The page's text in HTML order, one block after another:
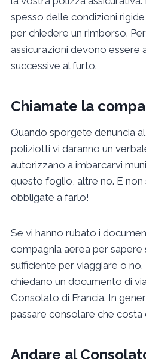
spesso delle condizioni
per chiedere un rimborso.
assicurazioni devono essere
successive al furto.
Chiamate la
Quando sporgete denuncia
poliziotti vi daranno un
autorizzano a imbarcarvi
questo foglio, altre no. E
obbligate a farlo!
Se vi hanno rubato i
compagnia aerea per sapere
sufficiente per viaggiare o no.
chiedano un documento di
Consolato di Francia. In
passare consolare che costa
Andare al